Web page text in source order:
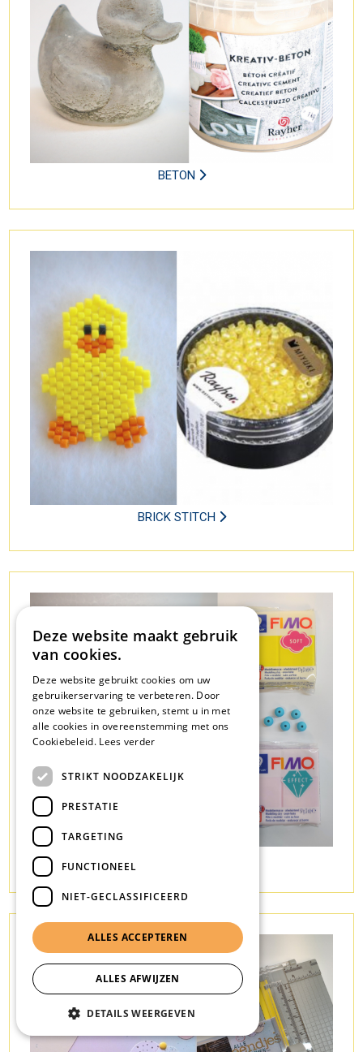
BETON
BRICK STITCH
Deze website maakt gebruik
van cookies.
Deze website gebruikt cookies om uw
gebruikerservaring te verbeteren. Door
onze website te gebruiken, stemt u in met
alle cookies in overeenstemming met ons
Cookiebeleid. Lees verder
STRIKT NOODZAKELIJK
PRESTATIE
TARGETING
FUNCTIONEEL
NIET-GECLASSIFICEERD
ALLES ACCEPTEREN
ALLES AFWIJZEN
DETAILS WEERGEVEN